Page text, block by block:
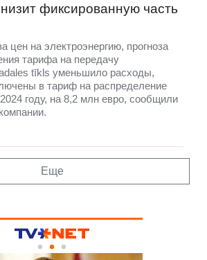
фиксированную часть
цен на электроэнергию, прогноза
тарифа на передачу
tīkls уменьшило расходы,
в тариф на распределение
году, на 8,2 млн евро, сообщили
Еще